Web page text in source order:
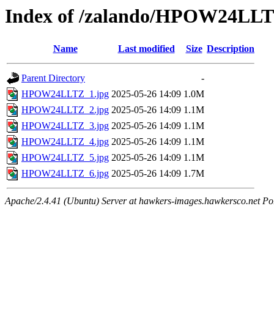
Index of /zalando/
Name Last modified Size Description
Parent Directory
-
HPOW24LLTZ_1.jpg 2025-05-26 14:09 1.0M
HPOW24LLTZ_2.jpg 2025-05-26 14:09 1.1M
HPOW24LLTZ_3.jpg 2025-05-26 14:09 1.1M
HPOW24LLTZ_4.jpg 2025-05-26 14:09 1.1M
HPOW24LLTZ_5.jpg 2025-05-26 14:09 1.1M
HPOW24LLTZ_6.jpg 2025-05-26 14:09 1.7M
Apache/2.4.41 (Ubuntu) Server at hawkers-images.hawkersco.net